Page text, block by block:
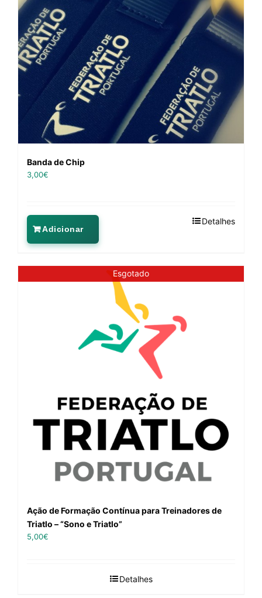
Banda de Chip
3,00€
Adicionar
Detalhes
Esgotado
Ação de Formação Contínua para Treinadores de
Triatlo – “Sono e Triatlo”
5,00€
Detalhes